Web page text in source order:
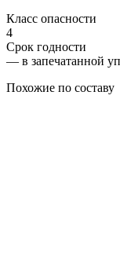
Класс опасности
4
Срок годности
— в запечатанной
Похожие по составу